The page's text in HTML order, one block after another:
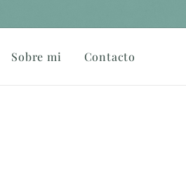
Sobre mi Contacto